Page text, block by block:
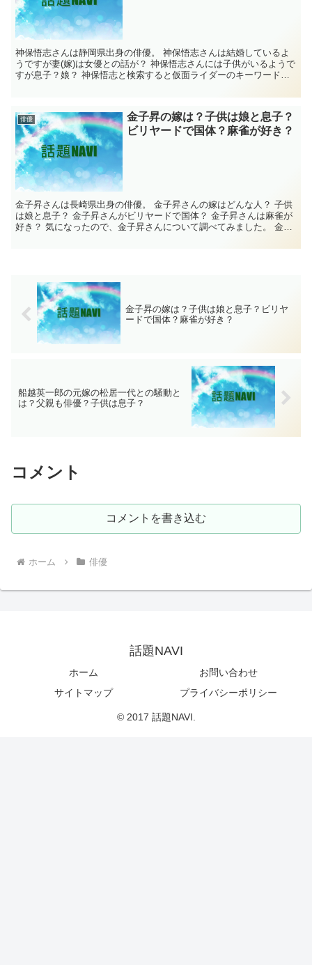
神保悟志さんは静岡県出身の俳優。 神保悟志さんは結婚しているよ
うですが妻(嫁)は女優との話が？ 神保悟志さんには子供がいるようで
すが息子？娘？ 神保悟志と検索すると仮面ライダーのキーワードが
俳優
金子昇の嫁は？子供は娘と息子？
ビリヤードで国体？麻雀が好き？
金子昇さんは長崎県出身の俳優。 金子昇さんの嫁はどんな人？ 子供
は娘と息子？ 金子昇さんがビリヤードで国体？ 金子昇さんは麻雀が
好き？ 気になったので、金子昇さんについて調べてみました。 金子
金子昇の嫁は？子供は娘と息子？ビリヤ
ードで国体？麻雀が好き？
船越英一郎の元嫁の松居一代との騒動と
は？父親も俳優？子供は息子？
コメント
コメントを書き込む
ホーム 俳優
話題NAVI
ホーム
お問い合わせ
サイトマップ
プライバシーポリシー
© 2017 話題NAVI.